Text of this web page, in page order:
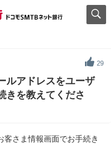
29
ルアドレスをユーザ
きを教えてくださ
客さま情報画面でお手続き